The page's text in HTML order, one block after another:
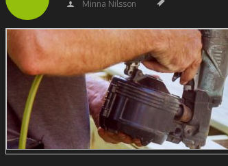
Minna Nilsson